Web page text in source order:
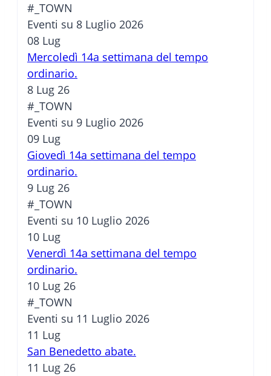
#_TOWN
Eventi su 8 Luglio 2026
08 Lug
Mercoledì 14a settimana del tempo
ordinario.
8 Lug 26
#_TOWN
Eventi su 9 Luglio 2026
09 Lug
Giovedì 14a settimana del tempo
ordinario.
9 Lug 26
#_TOWN
Eventi su 10 Luglio 2026
10 Lug
Venerdì 14a settimana del tempo
ordinario.
10 Lug 26
#_TOWN
Eventi su 11 Luglio 2026
11 Lug
San Benedetto abate.
11 Lug 26